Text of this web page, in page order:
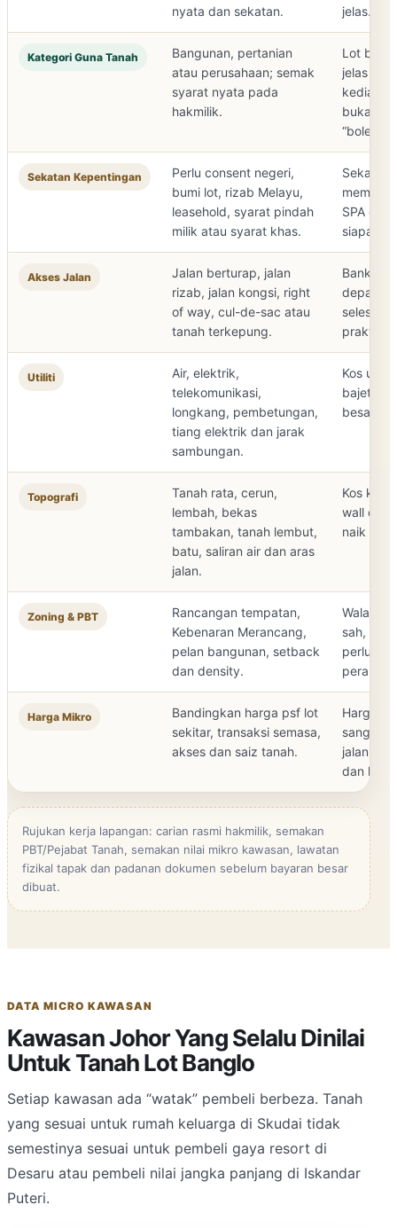
nyata dan sekatan.
jelas.
Kategori Guna Tanah
Bangunan, pertanian
atau perusahaan; semak
syarat nyata pada
hakmilik.
Lot
jelas
bukan
“boleh
Sekatan Kepentingan
Perlu consent negeri,
bumi lot, rizab Melayu,
leasehold, syarat pindah
milik atau syarat khas.
Sekatan
SPA dan
siapa
Akses Jalan
Jalan berturap, jalan
rizab, jalan kongsi, right
of way, cul-de-sac atau
tanah terkepung.
Bank
depan
selesa
praktikal.
Utiliti
Air, elektrik,
telekomunikasi,
longkang, pembetungan,
tiang elektrik dan jarak
sambungan.
Kos
bajet
besar.
Topografi
Tanah rata, cerun,
lembah, bekas
tambakan, tanah lembut,
batu, saliran air dan aras
jalan.
Kos
wall dan
naik
Zoning & PBT
Rancangan tempatan,
Kebenaran Merancang,
pelan bangunan, setback
dan density.
sah,
perlu
Harga Mikro
Bandingkan harga psf lot
sekitar, transaksi semasa,
akses dan saiz tanah.
Harga
sangat
jalan,
dan
Rujukan kerja lapangan: carian rasmi hakmilik, semakan
PBT/Pejabat Tanah, semakan nilai mikro kawasan, lawatan
fizikal tapak dan padanan dokumen sebelum bayaran besar
dibuat.
DATA MICRO KAWASAN
Kawasan Johor Yang Selalu Dinilai
Untuk Tanah Lot Banglo
Setiap kawasan ada “watak” pembeli berbeza. Tanah
yang sesuai untuk rumah keluarga di Skudai tidak
semestinya sesuai untuk pembeli gaya resort di
Desaru atau pembeli nilai jangka panjang di Iskandar
Puteri.